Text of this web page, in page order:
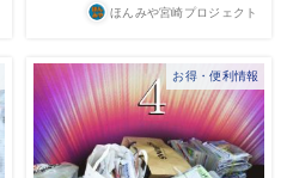
ほんみや宮崎プロジェクト
お得・便利情報